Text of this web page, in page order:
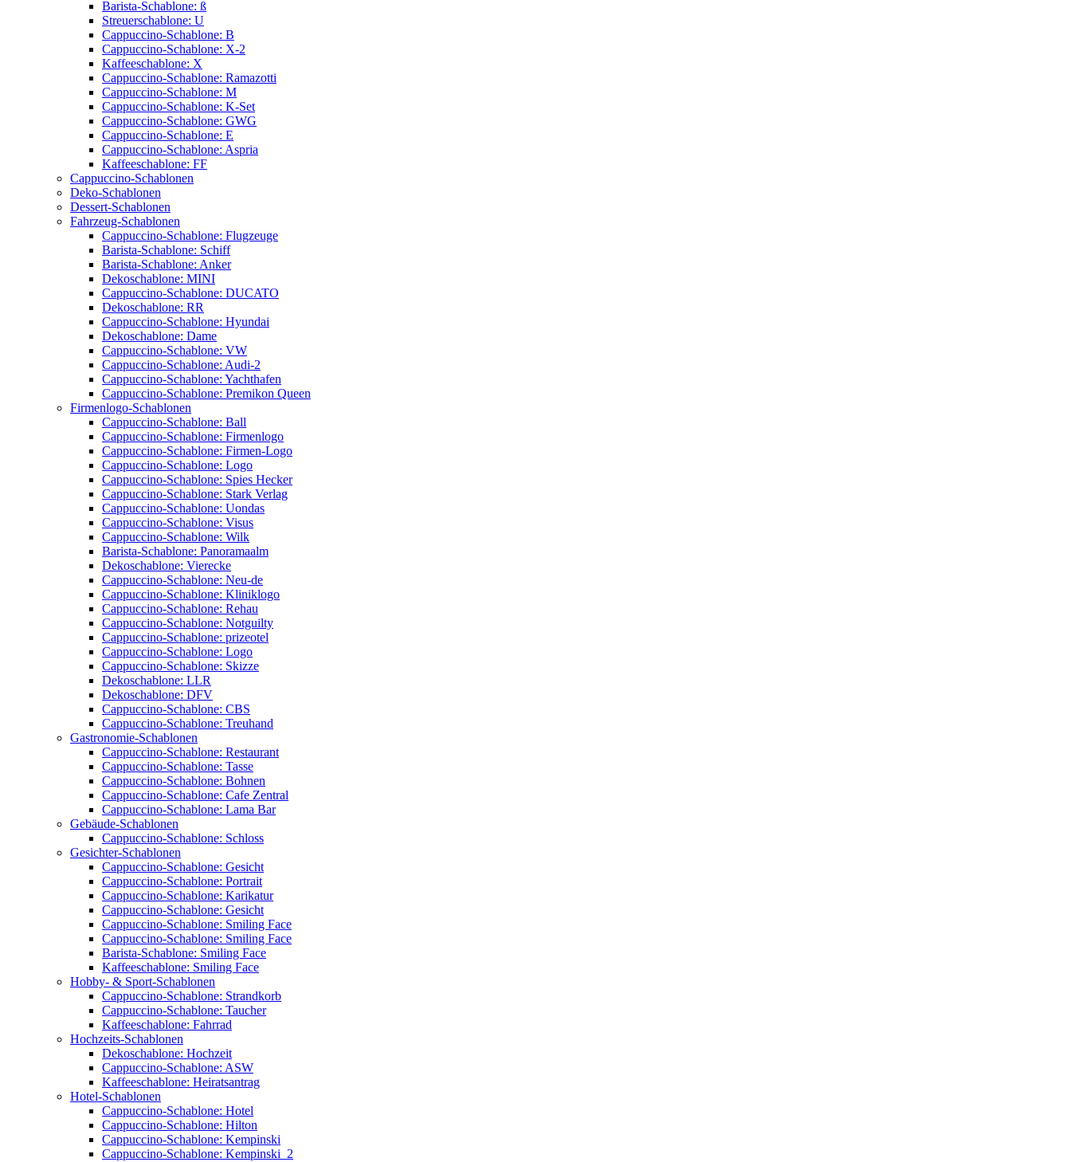
Barista-Schablone: ß
Streuerschablone: U
Cappuccino-Schablone: B
Cappuccino-Schablone: X-2
Kaffeeschablone: X
Cappuccino-Schablone: Ramazotti
Cappuccino-Schablone: M
Cappuccino-Schablone: K-Set
Cappuccino-Schablone: GWG
Cappuccino-Schablone: E
Cappuccino-Schablone: Aspria
Kaffeeschablone: FF
Cappuccino-Schablonen
Deko-Schablonen
Dessert-Schablonen
Fahrzeug-Schablonen
Cappuccino-Schablone: Flugzeuge
Barista-Schablone: Schiff
Barista-Schablone: Anker
Dekoschablone: MINI
Cappuccino-Schablone: DUCATO
Dekoschablone: RR
Cappuccino-Schablone: Hyundai
Dekoschablone: Dame
Cappuccino-Schablone: VW
Cappuccino-Schablone: Audi-2
Cappuccino-Schablone: Yachthafen
Cappuccino-Schablone: Premikon Queen
Firmenlogo-Schablonen
Cappuccino-Schablone: Ball
Cappuccino-Schablone: Firmenlogo
Cappuccino-Schablone: Firmen-Logo
Cappuccino-Schablone: Logo
Cappuccino-Schablone: Spies Hecker
Cappuccino-Schablone: Stark Verlag
Cappuccino-Schablone: Uondas
Cappuccino-Schablone: Visus
Cappuccino-Schablone: Wilk
Barista-Schablone: Panoramaalm
Dekoschablone: Vierecke
Cappuccino-Schablone: Neu-de
Cappuccino-Schablone: Kliniklogo
Cappuccino-Schablone: Rehau
Cappuccino-Schablone: Notguilty
Cappuccino-Schablone: prizeotel
Cappuccino-Schablone: Logo
Cappuccino-Schablone: Skizze
Dekoschablone: LLR
Dekoschablone: DFV
Cappuccino-Schablone: CBS
Cappuccino-Schablone: Treuhand
Gastronomie-Schablonen
Cappuccino-Schablone: Restaurant
Cappuccino-Schablone: Tasse
Cappuccino-Schablone: Bohnen
Cappuccino-Schablone: Cafe Zentral
Cappuccino-Schablone: Lama Bar
Gebäude-Schablonen
Cappuccino-Schablone: Schloss
Gesichter-Schablonen
Cappuccino-Schablone: Gesicht
Cappuccino-Schablone: Portrait
Cappuccino-Schablone: Karikatur
Cappuccino-Schablone: Gesicht
Cappuccino-Schablone: Smiling Face
Cappuccino-Schablone: Smiling Face
Barista-Schablone: Smiling Face
Kaffeeschablone: Smiling Face
Hobby- & Sport-Schablonen
Cappuccino-Schablone: Strandkorb
Cappuccino-Schablone: Taucher
Kaffeeschablone: Fahrrad
Hochzeits-Schablonen
Dekoschablone: Hochzeit
Cappuccino-Schablone: ASW
Kaffeeschablone: Heiratsantrag
Hotel-Schablonen
Cappuccino-Schablone: Hotel
Cappuccino-Schablone: Hilton
Cappuccino-Schablone: Kempinski
Cappuccino-Schablone: Kempinski_2